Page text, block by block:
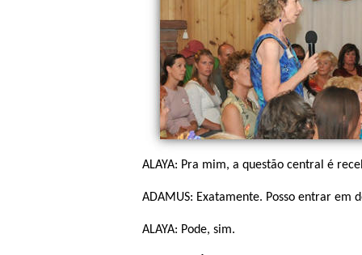
ALAYA: Pra mim, a questão central é
ADAMUS: Exatamente. Posso entrar em
ALAYA: Pode, sim.